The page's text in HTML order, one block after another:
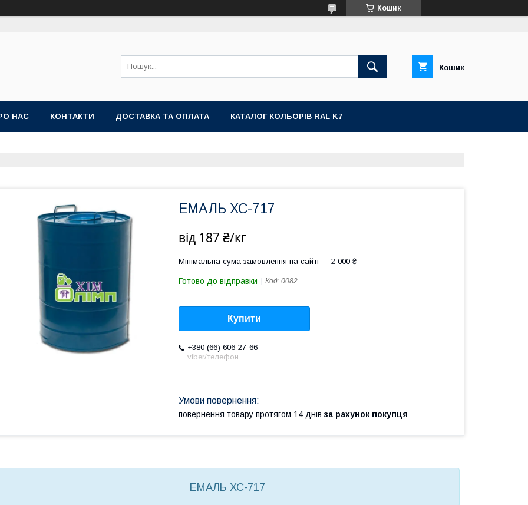
Кошик
Кошик
НАС КОНТАКТИ ДОСТАВКА ТА ОПЛАТА КАТАЛОГ КОЛЬОРІВ RAL K7
ЕМАЛЬ ХС-717
від 187 ₴/кг
Мінімальна сума замовлення на сайті — 2 000 ₴
Готово до відправки Код: 0082
Купити
+380 (66) 606-27-66
viber/телефон
повернення товару протягом 14 днів за рахунок покупця
ЕМАЛЬ ХС-717